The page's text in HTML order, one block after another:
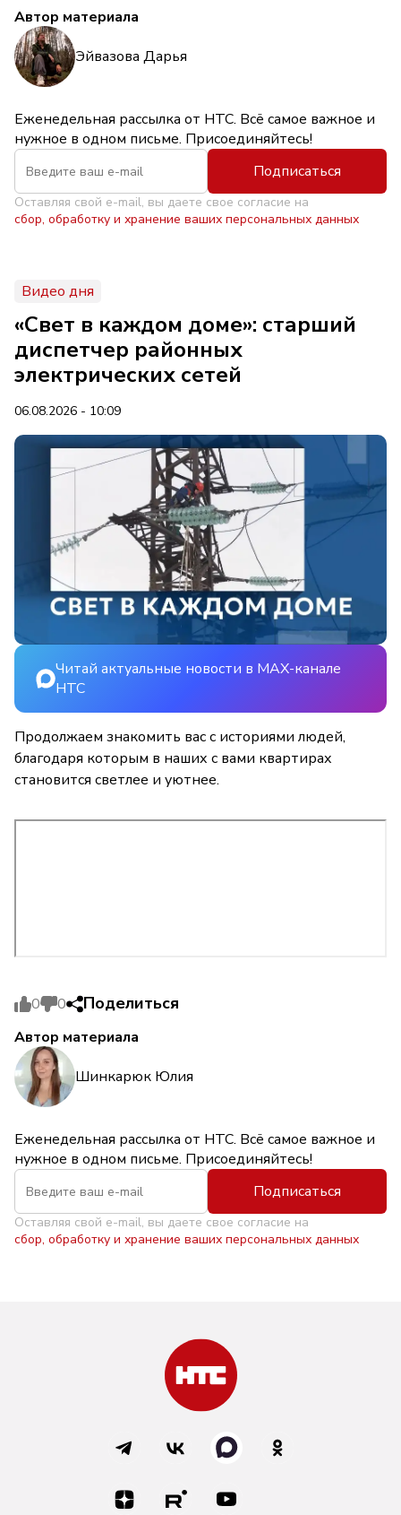
Автор материала
Эйвазова Дарья
Еженедельная рассылка от НТС. Всё самое важное и
нужное в одном письме. Присоединяйтесь!
Подписаться
Оставляя свой e-mail, вы даете свое согласие на
сбор, обработку и хранение ваших персональных данных
Видео дня
«Свет в каждом доме»: старший
диспетчер районных
электрических сетей
06.08.2026 - 10:09
Читай актуальные новости в MAX-канале
НТС
Продолжаем знакомить вас с историями людей,
благодаря которым в наших с вами квартирах
становится светлее и уютнее.
0 0 Поделиться
Автор материала
Шинкарюк Юлия
Еженедельная рассылка от НТС. Всё самое важное и
нужное в одном письме. Присоединяйтесь!
Подписаться
Оставляя свой e-mail, вы даете свое согласие на
сбор, обработку и хранение ваших персональных данных